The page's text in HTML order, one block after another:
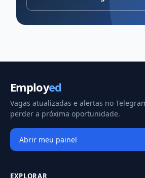
Employed
Vagas atualizadas e alertas no
perder a próxima oportunidade.
Abrir meu painel
EXPLORAR